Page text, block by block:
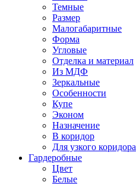
Темные
Размер
Малогабаритные
Форма
Угловые
Отделка и материал
Из МДФ
Зеркальные
Особенности
Купе
Эконом
Назначение
В коридор
Для узкого коридора
Гардеробные
Цвет
Белые